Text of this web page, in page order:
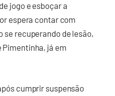
jogo e esboçar a
espera contar com
se recuperando de lesão,
Pimentinha, já em
cumprir suspensão